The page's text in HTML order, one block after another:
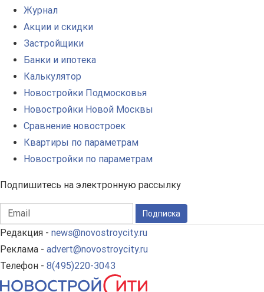
Журнал
Акции и скидки
Застройщики
Банки и ипотека
Калькулятор
Новостройки Подмосковья
Новостройки Новой Москвы
Сравнение новостроек
Квартиры по параметрам
Новостройки по параметрам
Подпишитесь на электронную рассылку
Подписка
Редакция - news@novostroycity.ru
Реклама - advert@novostroycity.ru
Телефон - 8(495)220-3043